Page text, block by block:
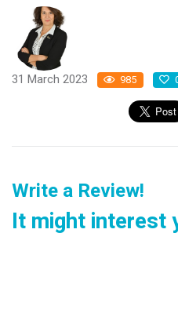
31 March 2023 985
Write a Review!
It might interest